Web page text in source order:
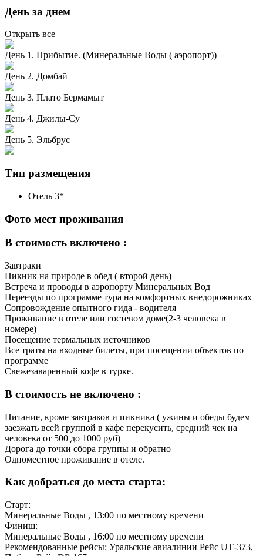
День за днем
Открыть все
День 1. Прибытие. (Минеральные Воды ( аэропорт))
День 2. Домбай
День 3. Плато Бермамыт
День 4. Джилы-Су
День 5. Эльбрус
Тип размещения
Отель 3*
Фото мест проживания
В стоимость включено :
Завтраки
Пикник на природе в обед ( второй день)
Встреча и проводы в аэропорту Минеральных Вод
Переезды по программе тура на комфортных внедорожниках
Сопровождение опытного гида - водителя
Проживание в отеле или гостевом доме(2-3 человека в
номере)
Посещение термальных источников
Все траты на входные билеты, при посещении объектов по
программе
Свежезаваренный кофе в турке.
В стоимость не включено :
Питание, кроме завтраков и пикника ( ужины и обеды будем
заезжать всей группой в кафе перекусить, средний чек на
человека от 500 до 1000 руб)
Дорога до точки сбора группы и обратно
Одноместное проживание в отеле.
Как добраться до места старта:
Старт:
Минеральные Воды , 13:00 по местному времени
Финиш:
Минеральные Воды , 16:00 по местному времени
Рекомендованные рейсы: Уральские авиалинии Рейс UT‑373,